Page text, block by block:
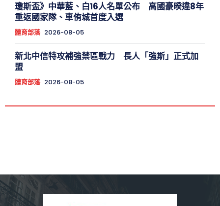
瓊斯盃》中華藍、白16人名單公布 高國豪暌違8年
重返國家隊、車侑城首度入選
體育部落 2026-08-05
新北中信特攻補強禁區戰力 長人「強斯」正式加
盟
體育部落 2026-08-05